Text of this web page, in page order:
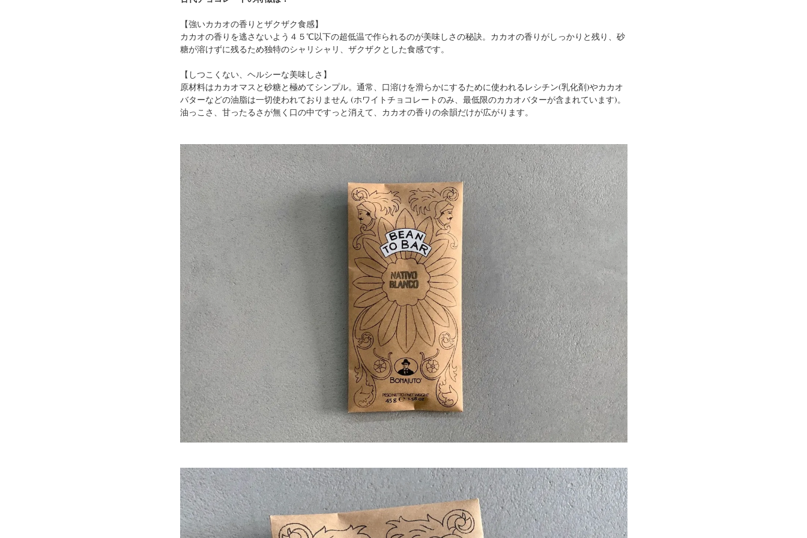
【強いカカオの香りとザクザク食感】
カカオの香りを逃さないよう４５℃以下の超低温で作られるのが美味しさの秘訣。カカオの香りがしっかりと残り、砂
糖が溶けずに残るため独特のシャリシャリ、ザクザクとした食感です。
【しつこくない、ヘルシーな美味しさ】
原材料はカカオマスと砂糖と極めてシンプル。通常、口溶けを滑らかにするために使われるレシチン(乳化剤)やカカオ
バターなどの油脂は一切使われておりません (ホワイトチョコレートのみ、最低限のカカオバターが含まれています)。
油っこさ、甘ったるさが無く口の中ですっと消えて、カカオの香りの余韻だけが広がります。